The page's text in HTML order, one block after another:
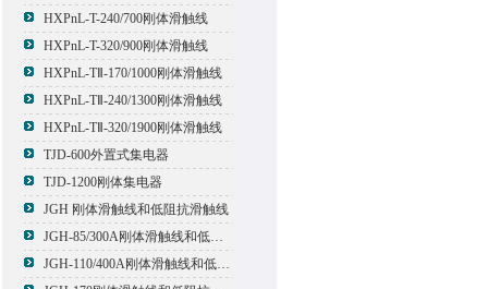
HXPnL-T-240/700刚体滑触线
HXPnL-T-320/900刚体滑触线
HXPnL-TⅡ-170/1000刚体滑触线
HXPnL-TⅡ-240/1300刚体滑触线
HXPnL-TⅡ-320/1900刚体滑触线
TJD-600外置式集电器
TJD-1200刚体集电器
JGH 刚体滑触线和低阻抗滑触线
JGH-85/300A刚体滑触线和低阻抗滑触线
JGH-110/400A刚体滑触线和低阻抗滑触线